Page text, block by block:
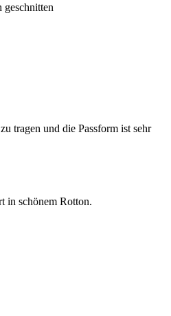
tragen und die Passform ist sehr
in schönem Rotton.